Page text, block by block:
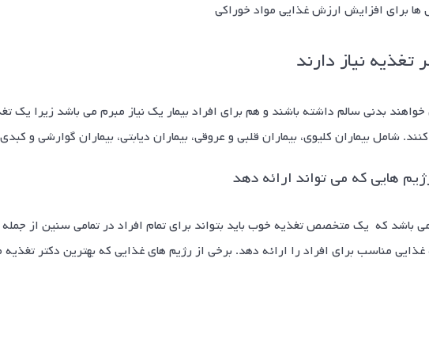
ها برای افزایش ارزش غذایی مواد خوراکی
تغذیه نیاز دارند
بدنی سالم داشته باشند و هم برای افراد بیمار یک نیاز مبرم می باشد زیرا
شامل بیماران کلیوی، بیماران قلبی و عروقی، بیماران دیابتی، بیماران گوارشی و
هایی که می تواند ارائه دهد
باشد که یک متخصص تغذیه خوب باید بتواند برای تمام افراد در تمامی سنین از جمله
غذایی مناسب برای افراد را ارائه دهد. برخی از رژیم های غذایی که بهترین دکتر